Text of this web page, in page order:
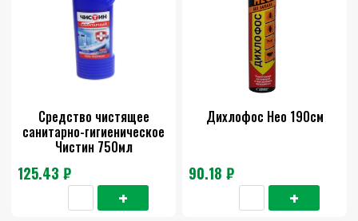
Средство чистящее
санитарно-гигиеническое
Чистин 750мл
125.43 ₽
Дихлофос Нео 190см
90.18 ₽